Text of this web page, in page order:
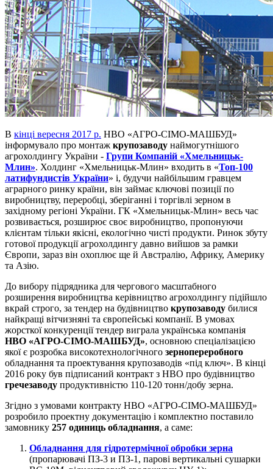
В кінці вересня 2017 р. НВО «АГРО-СІМО-МАШБУД»
інформувало про монтаж крупозаводу наймогутнішого
агрохолдингу України - Групи Компаній «Хмельницьк-
Млин». Холдинг «Хмельницьк-Млин» входить в «Топ-100
латифундистів України» і, будучи найбільшим гравцем
аграрного ринку країни, він займає ключові позиції по
виробництву, переробці, зберіганні і торгівлі зерном в
західному регіоні України. ГК «Хмельницьк-Млин» весь час
розвивається, розширює своє виробництво, пропонуючи
клієнтам тільки якісні, екологічно чисті продукти. Ринок збуту
готової продукції агрохолдингу давно вийшов за рамки
Європи, зараз він охоплює ще й Австралію, Африку, Америку
та Азію.
До вибору підрядника для чергового масштабного
розширення виробництва керівництво агрохолдингу підійшло
вкрай строго, за тендер на будівництво крупозаводу билися
найкращі вітчизняні та європейські компанії. В умовах
жорсткої конкуренції тендер виграла українська компанія
НВО «АГРО-СІМО-МАШБУД», основною спеціалізацією
якої є розробка високотехнологічного зернопереробного
обладнання та проектування крупозаводів «під ключ». В кінці
2016 року був підписаний контракт з НВО про будівництво
гречезаводу продуктивністю 110-120 тонн/добу зерна.
Згідно з умовами контракту НВО «АГРО-СІМО-МАШБУД»
розробило проектну документацію і комплектно поставило
замовнику 257 одиниць обладнання, а саме:
Обладнання для гідротермічної обробки зерна
(пропарювачі ПЗ-3 и ПЗ-1, парові вертикальні сушарки